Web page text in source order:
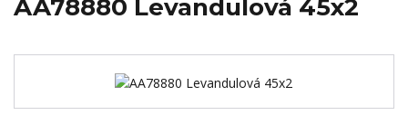
AA78880 Levandulová 45x2